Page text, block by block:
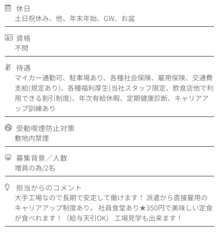
休日
土日祝休み、他、年末年始、GW、お盆
資格
不問
待遇
マイカー通勤可、駐車場あり、各種社会保険、雇用保険、交通費
支給(規定あり)、各種福利厚生(当社スタッフ限定、飲食店他で利
用できる割引制度)、年次有給休暇、定期健康診断、キャリアア
ップ訓練あり
受動喫煙防止対策
敷地内禁煙
募集背景／人数
増員の為/2名
担当からのコメント
大手工場なので長期で安定して働けます！ 派遣から直接雇用の
キャリアアップ制度あり。 社員食堂あり★350円で美味しい定食
が食べれます！（給与天引OK） 工場見学も出来ます！